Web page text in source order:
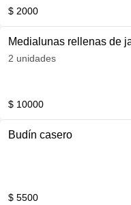
$ 2000
Medialunas rellenas de
2 unidades
$ 10000
Budín casero
$ 5500